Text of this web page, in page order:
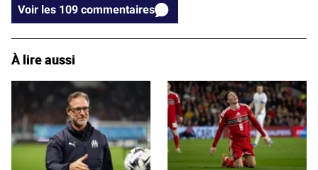
Voir les 109 commentaires
À lire aussi